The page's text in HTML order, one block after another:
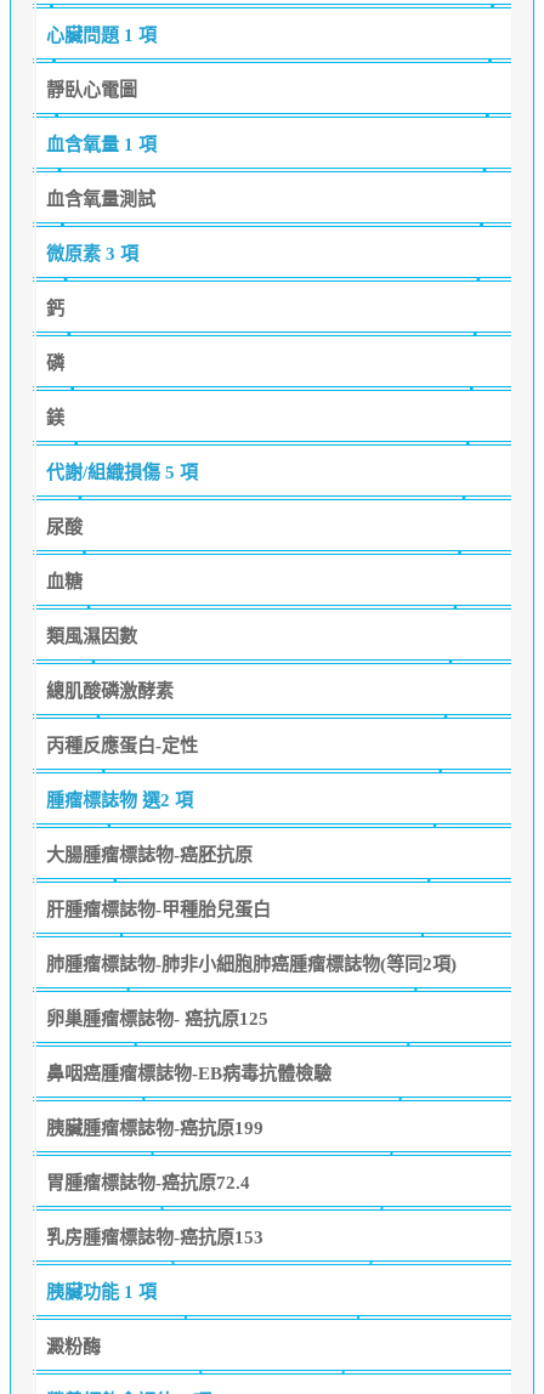
心臟問題 1 項
靜臥心電圖
血含氧量 1 項
血含氧量測試
微原素 3 項
鈣
磷
鎂
代謝/組織損傷 5 項
尿酸
血糖
類風濕因數
總肌酸磷激酵素
丙種反應蛋白-定性
腫瘤標誌物 選2 項
大腸腫瘤標誌物-癌胚抗原
肝腫瘤標誌物-甲種胎兒蛋白
肺腫瘤標誌物-肺非小細胞肺癌腫瘤標誌物(等同2項)
卵巢腫瘤標誌物- 癌抗原125
鼻咽癌腫瘤標誌物-EB病毒抗體檢驗
胰臟腫瘤標誌物-癌抗原199
胃腫瘤標誌物-癌抗原72.4
乳房腫瘤標誌物-癌抗原153
胰臟功能 1 項
澱粉酶